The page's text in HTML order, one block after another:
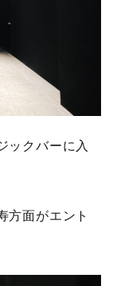
ックバーに入
方面がエント